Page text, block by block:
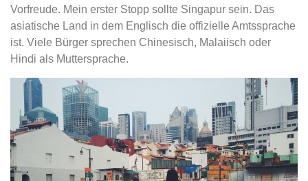
Vorfreude. Mein erster Stopp sollte Singapur sein. Das
asiatische Land in dem Englisch die offizielle Amtssprache
ist. Viele Bürger sprechen Chinesisch, Malaiisch oder
Hindi als Muttersprache.